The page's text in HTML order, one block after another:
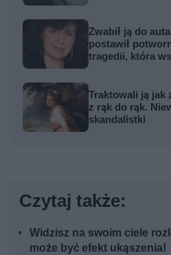
Zwabił ją do
postawił
tragedii, która
Traktowali ją jak
z rąk do rąk.
skandalistki
Czytaj także:
Widzisz na swoim ciele
może być efekt ukąszenia!